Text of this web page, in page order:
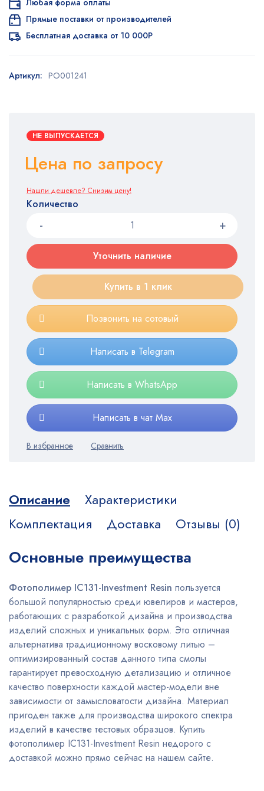
НЕ ВЫПУСКАЕТСЯ
Цена по запросу
Нашли дешевле? Снизим цену!
Количество
Уточнить наличие
Купить в 1 клик
Позвонить на сотовый
Написать в Telegram
Написать в WhatsApp
Написать в чат Max
Любая форма оплаты
Прямые поставки от производителей
Бесплатная доставка от 10 000Р
Артикул: PO001241
Описание
Характеристики
Комплектация
Доставка Отзывы (0)
Основные преимущества
Фотополимер IC131-Investment Resin пользуется
большой популярностью среди ювелиров и мастеров,
работающих с разработкой дизайна и производства
изделий сложных и уникальных форм. Это отличная
альтернатива традиционному восковому литью –
оптимизированный состав данного типа смолы
гарантирует превосходную детализацию и отличное
качество поверхности каждой мастер-модели вне
зависимости от замысловатости дизайна. Материал
пригоден также для производства широкого спектра
изделий в качестве тестовых образцов. Купить
фотополимер IC131-Investment Resin недорого с
доставкой можно прямо сейчас на нашем сайте.